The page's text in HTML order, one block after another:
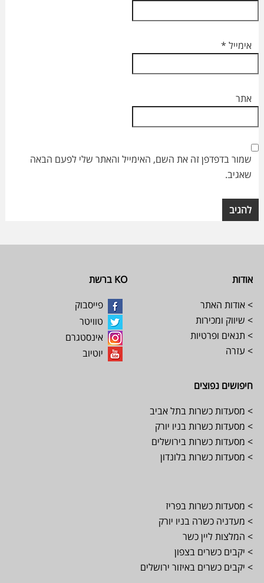
אימייל *
אתר
שמור בדפדפן זה את השם, האימייל והאתר שלי לפעם הבאה
שאגיב.
Footer
אודות
> אודות האתר
> שיווק ומכירות
> תנאים ופרטיות
> עזרה
KO ברשת
פייסבוק
טוויטר
אינסטגרם
יוטיוב
חיפושים נפוצים
> מסעדות כשרות בתל אביב
> מסעדות כשרות בניו יורק
> מסעדות כשרות בירושלים
> מסעדות כשרות בלונדון
> מסעדות כשרות בפריז
> מעדניה כשרה בניו יורק
> המלצות ליין כשר
> יקבים כשרים בצפון
> יקבים כשרים באיזור ירושלים